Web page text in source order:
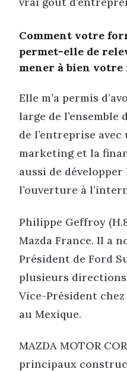
Comment votre
permet-elle de
mener à bien votre
Elle m’a permis
large de l’ensemble
de l’entreprise
marketing et la
aussi de
l’ouverture à
Philippe Geffroy
Mazda France. Il a
Président de Ford
plusieurs directions
Vice-Président
au Mexique.
MAZDA MOTOR
principaux